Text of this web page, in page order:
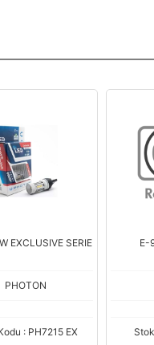
EXCLUSIVE SERIE
PHOTON
: PH7215 EX
E-